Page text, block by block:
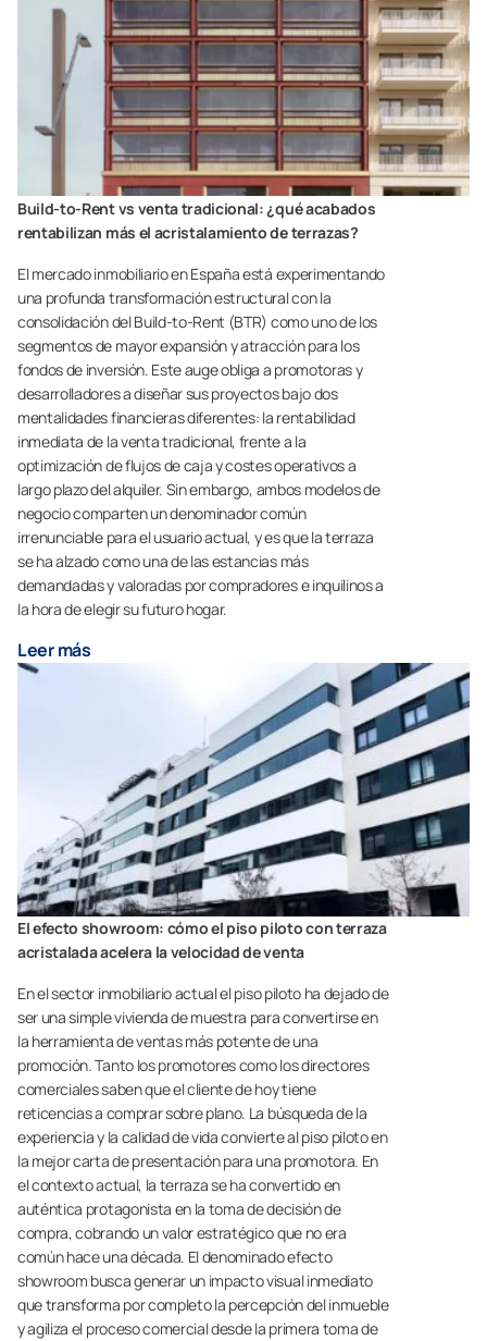
Build-to-Rent vs venta tradicional: ¿qué acabados
rentabilizan más el acristalamiento de terrazas?
El mercado inmobiliario en España está experimentando
una profunda transformación estructural con la
consolidación del Build-to-Rent (BTR) como uno de los
segmentos de mayor expansión y atracción para los
fondos de inversión. Este auge obliga a promotoras y
desarrolladores a diseñar sus proyectos bajo dos
mentalidades financieras diferentes: la rentabilidad
inmediata de la venta tradicional, frente a la
optimización de flujos de caja y costes operativos a
largo plazo del alquiler. Sin embargo, ambos modelos de
negocio comparten un denominador común
irrenunciable para el usuario actual, y es que la terraza
se ha alzado como una de las estancias más
demandadas y valoradas por compradores e inquilinos a
la hora de elegir su futuro hogar.
Leer más
El efecto showroom: cómo el piso piloto con terraza
acristalada acelera la velocidad de venta
En el sector inmobiliario actual el piso piloto ha dejado de
ser una simple vivienda de muestra para convertirse en
la herramienta de ventas más potente de una
promoción. Tanto los promotores como los directores
comerciales saben que el cliente de hoy tiene
reticencias a comprar sobre plano. La búsqueda de la
experiencia y la calidad de vida convierte al piso piloto en
la mejor carta de presentación para una promotora. En
el contexto actual, la terraza se ha convertido en
auténtica protagonista en la toma de decisión de
compra, cobrando un valor estratégico que no era
común hace una década. El denominado efecto
showroom busca generar un impacto visual inmediato
que transforma por completo la percepción del inmueble
y agiliza el proceso comercial desde la primera toma de